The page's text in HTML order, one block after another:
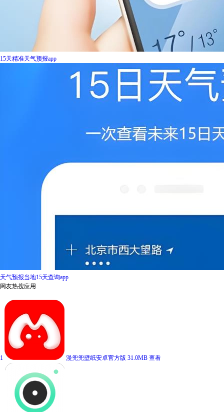
15天精准天气预报app
天气预报当地15天查询app
网友热搜应用
1 漫兜兜壁纸安卓官方版 31.0MB 查看